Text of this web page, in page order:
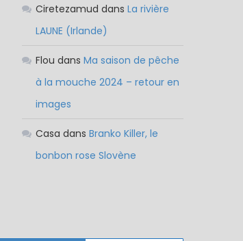
Ciretezamud dansLa rivière
LAUNE (Irlande)
Flou dansMa saison de pêche
à la mouche 2024 – retour en
images
Casa dansBranko Killer, le
bonbon rose Slovène